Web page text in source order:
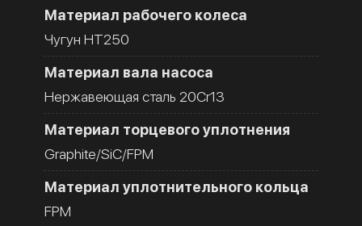
Материал рабочего колеса
Чугун HT250
Материал вала насоса
Нержавеющая сталь 20Cr13
Материал торцевого уплотнения
Graphite/SiC/FPM
Материал уплотнительного кольца
FPM